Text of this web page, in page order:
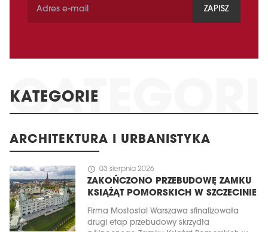
ZAPISZ
KATEGORIE
ARCHITEKTURA I URBANISTYKA
schedule 03 sierpnia 2026
ZAKOŃCZONO PRZEBUDOWĘ ZAMKU
KSIĄŻĄT POMORSKICH W SZCZECINIE
Firma Mostostal Warszawa sfinalizowała
drugi etap przebudowy skrzydła